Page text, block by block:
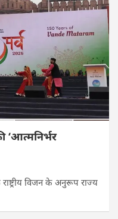
‘आत्मनिर्भर
विजन के अनुरूप राज्य